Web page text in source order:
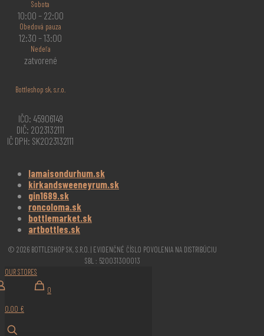
Sobota
10:00 – 22:00
Obedová pauza
12:30 – 13:00
Nedeľa
zatvorené
Bottleshop sk, s.r.o.
IČO: 45906149
DIČ: 2023132111
IČ DPH: SK2023132111
lamaisondurhum.sk
kirkandsweeneyrum.sk
gin1689.sk
roncoloma.sk
bottlemarket.sk
artbottles.sk
© 2026 BOTTLESHOP SK, S.R.O. | EVIDENČNÉ ČÍSLO POVOLENIA NA DISTRIBÚCIU
SBL : 520031300013
OUR STORES
0
0,00 €